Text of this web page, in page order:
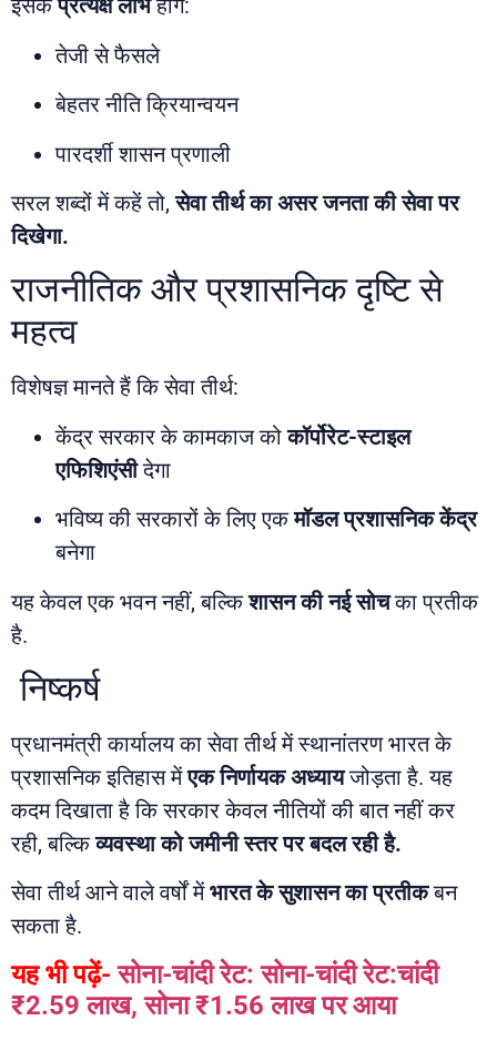
इसकेप्रत्यक्ष लाभहोंगे:
तेजी से फैसले
बेहतर नीति क्रियान्वयन
पारदर्शी शासन प्रणाली
सरल शब्दों में कहें तो,सेवा तीर्थ का असर जनता की सेवा पर
दिखेगा.
राजनीतिक और प्रशासनिक दृष्टि से
महत्व
विशेषज्ञ मानते हैं कि सेवा तीर्थ:
केंद्र सरकार के कामकाज कोकॉर्पोरेट-स्टाइल
एफिशिएंसीदेगा
भविष्य की सरकारों के लिए एकमॉडल प्रशासनिक केंद्र
बनेगा
यह केवल एक भवन नहीं, बल्किशासन की नई सोचका प्रतीक
है.
निष्कर्ष
प्रधानमंत्री कार्यालय का सेवा तीर्थ में स्थानांतरण भारत के
प्रशासनिक इतिहास मेंएक निर्णायक अध्यायजोड़ता है. यह
कदम दिखाता है कि सरकार केवल नीतियों की बात नहीं कर
रही, बल्किव्यवस्था को जमीनी स्तर पर बदल रही है.
सेवा तीर्थ आने वाले वर्षों मेंभारत के सुशासन का प्रतीकबन
सकता है.
यह भी पढ़ें- सोना-चांदी रेट: सोना-चांदी रेट:चांदी
₹2.59 लाख, सोना ₹1.56 लाख पर आया